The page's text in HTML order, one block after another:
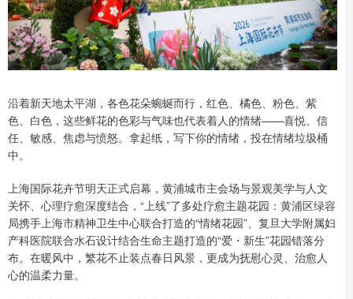
沿着新天地太平湖，各色花朵蜿蜒而行，红色、橘色、粉色、紫
色、白色，这些鲜花的色彩与气味也代表着人的情绪——喜悦、信
任、敏感、焦虑与愤怒。拿起纸，写下你的情绪，投在情绪垃圾桶
中。
上海国际花卉节明天正式启幕，黄浦城市主会场与景观美学与人文
关怀、心理疗愈深度结合，“上线”了多处疗愈主题花园：黄浦区绿容
局携手上海市精神卫生中心联合打造的“情绪花园”、复旦大学附属妇
产科医院联合水石设计结合生命主题打造的“爱・新生”花园错落分
布。在暖风中，繁花不止装点春日风景，更成为抚慰心灵、治愈人
心的温柔力量。